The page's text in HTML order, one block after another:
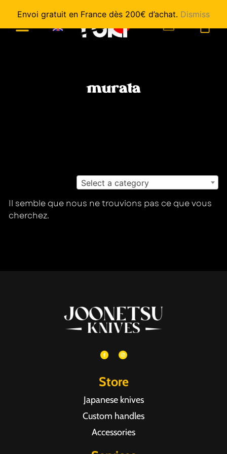
Envoi gratuit en France dès 200€ d’achat. Dismiss
murata
Select a category
Il semble que nous ne trouvions pas ce que vous
cherchez.
Store
Japanese knives
Custom handles
Accessories